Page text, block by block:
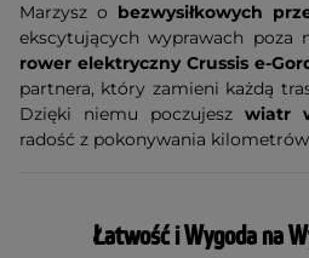
Marzysz o bezwysiłkowych
ekscytujących wyprawach poza
rower elektryczny Crussis e-
partnera, który zamieni każdą
Dzięki niemu poczujesz wiatr
radość z pokonywania
Łatwość i Wygoda na